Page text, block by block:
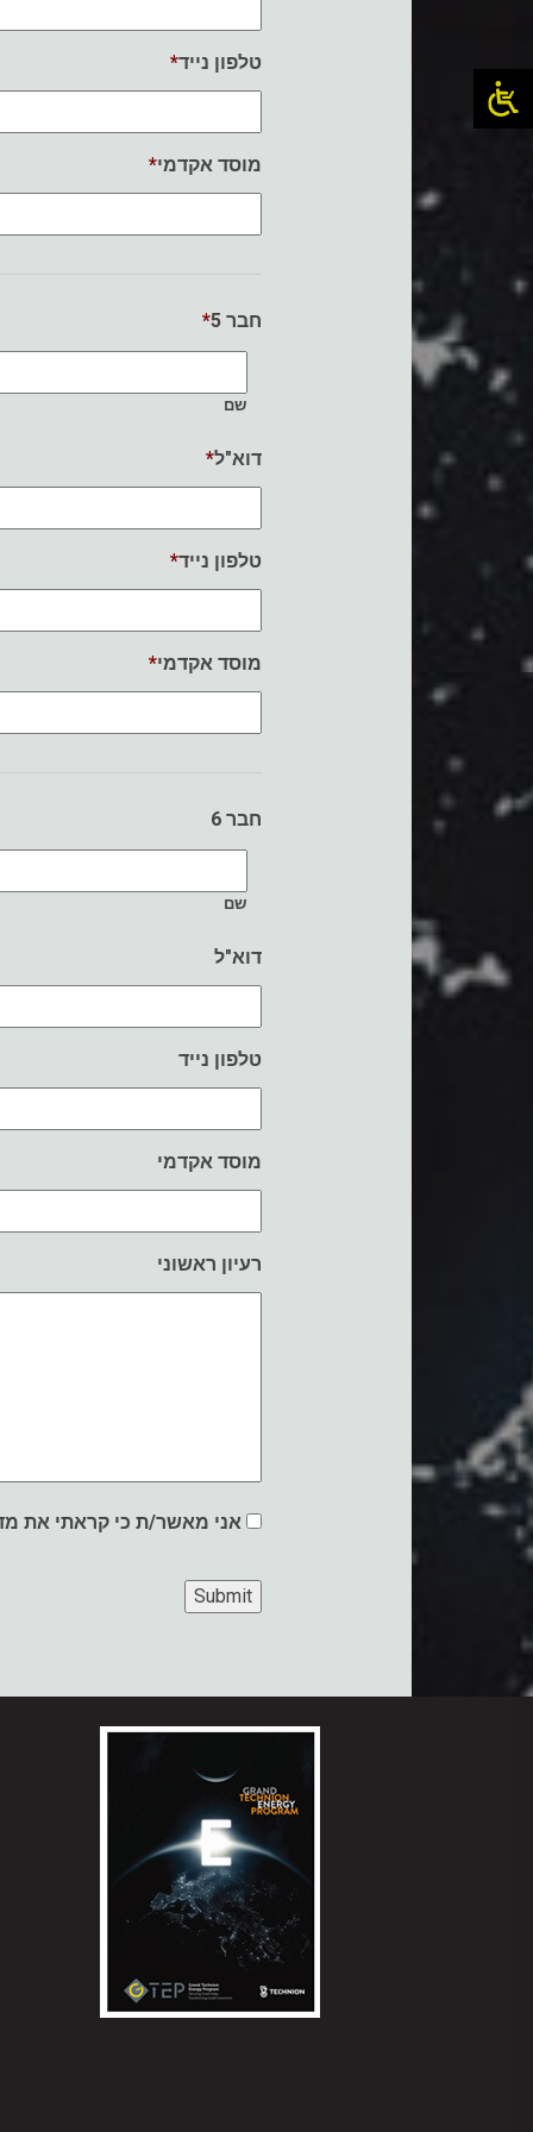
טלפון נייד*
מוסד אקדמי*
חבר 5 *
שם
דוא"ל*
טלפון נייד*
מוסד אקדמי*
חבר 6
שם
דוא"ל
טלפון נייד
מוסד אקדמי
רעיון ראשוני
אני מאשר/ת כי קראתי את